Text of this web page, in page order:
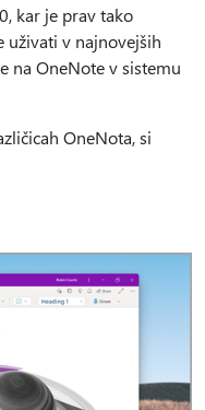
kar je prav tako
uživati v najnovejših
na OneNote v sistemu
OneNota, si